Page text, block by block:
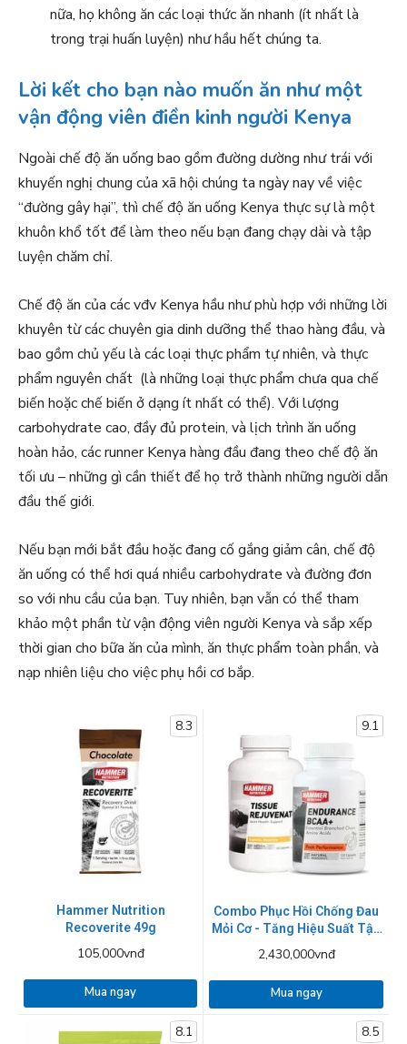
nữa, họ không ăn các loại thức ăn nhanh (ít nhất là
trong trại huấn luyện) như hầu hết chúng ta.
Lời kết cho bạn nào muốn ăn như một
vận động viên điền kinh người Kenya
Ngoài chế độ ăn uống bao gồm đường dường như trái với
khuyến nghị chung của xã hội chúng ta ngày nay về việc
“đường gây hại”, thì chế độ ăn uống Kenya thực sự là một
khuôn khổ tốt để làm theo nếu bạn đang chạy dài và tập
luyện chăm chỉ.
Chế độ ăn của các vđv Kenya hầu như phù hợp với những lời
khuyên từ các chuyên gia dinh dưỡng thể thao hàng đầu, và
bao gồm chủ yếu là các loại thực phẩm tự nhiên, và thực
phẩm nguyên chất (là những loại thực phẩm chưa qua chế
biến hoặc chế biến ở dạng ít nhất có thể). Với lượng
carbohydrate cao, đầy đủ protein, và lịch trình ăn uống
hoàn hảo, các runner Kenya hàng đầu đang theo chế độ ăn
tối ưu – những gì cần thiết để họ trở thành những người dẫn
đầu thế giới.
Nếu bạn mới bắt đầu hoặc đang cố gắng giảm cân, chế độ
ăn uống có thể hơi quá nhiều carbohydrate và đường đơn
so với nhu cầu của bạn. Tuy nhiên, bạn vẫn có thể tham
khảo một phần từ vận động viên người Kenya và sắp xếp
thời gian cho bữa ăn của mình, ăn thực phẩm toàn phần, và
nạp nhiên liệu cho việc phụ hồi cơ bắp.
8.3
Hammer Nutrition
Recoverite 49g
105,000vnđ
Mua ngay
9.1
Combo Phục Hồi Chống Đau
Mỏi Cơ - Tăng Hiệu Suất Tập
2,430,000vnđ
Mua ngay
8.1 8.5